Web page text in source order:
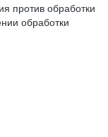
против обработки
обработки